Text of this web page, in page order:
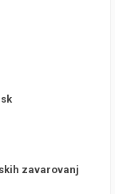
zavarovanj